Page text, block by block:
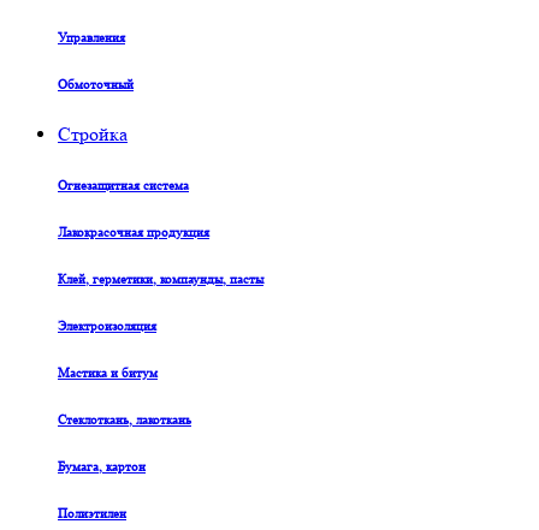
Управления
Обмоточный
Стройка
Огнезащитная система
Лакокрасочная продукция
Клей, герметики, компаунды, пасты
Электроизоляция
Мастика и битум
Стеклоткань, лакоткань
Бумага, картон
Полиэтилен